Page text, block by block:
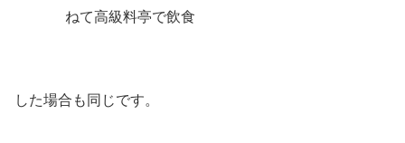
ねて高級料亭で飲食
した場合も同じです。